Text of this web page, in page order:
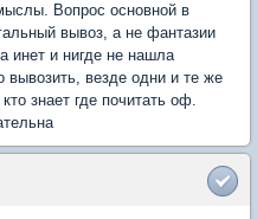
Вопрос основной в
вывоз, а не фантазии
инет и нигде не нашла
вывозить, везде одни и те же
знает где почитать оф.